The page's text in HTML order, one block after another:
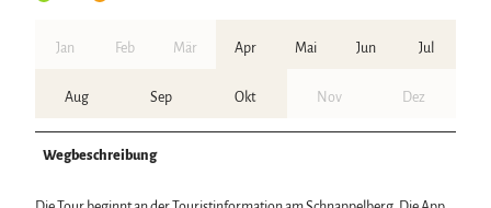
Jan Feb Mär Apr Mai Jun Jul
Aug Sep Okt Nov Dez
Wegbeschreibung